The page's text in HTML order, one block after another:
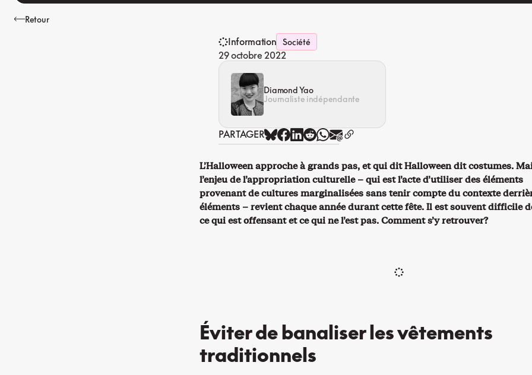
Retour
Information Société
29 octobre 2022
Diamond Yao
Journaliste indépendante
PARTAGER
L’Halloween approche à grands pas, et qui dit Halloween dit costumes.
l’enjeu de l’appropriation culturelle – qui est l’acte d’utiliser des éléments
provenant de cultures marginalisées sans tenir compte du contexte
éléments – revient chaque année durant cette fête. Il est souvent difficile
ce qui est offensant et ce qui ne l’est pas. Comment s’y retrouver?
Éviter de banaliser les vêtements
traditionnels